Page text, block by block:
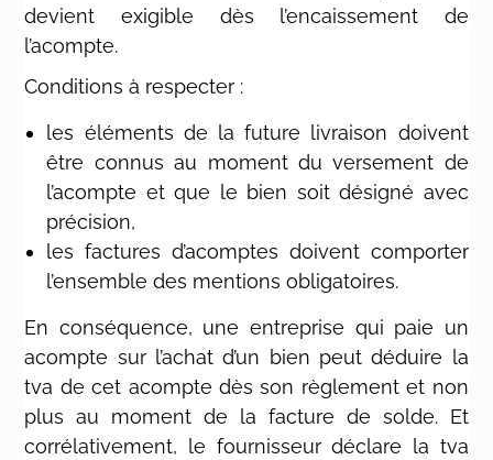
devient exigible dès l’encaissement de
l’acompte.
Conditions à respecter :
les éléments de la future livraison doivent
être connus au moment du versement de
l’acompte et que le bien soit désigné avec
précision,
les factures d’acomptes doivent comporter
l’ensemble des mentions obligatoires.
En conséquence, une entreprise qui paie un
acompte sur l’achat d’un bien peut déduire la
tva de cet acompte dès son règlement et non
plus au moment de la facture de solde. Et
corrélativement, le fournisseur déclare la tva